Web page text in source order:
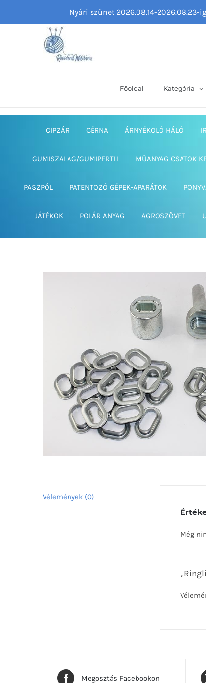
Főoldal Kategória
CIPZÁR CÉRNA ÁRNYÉKOLÓ HÁLÓ
GUMISZALAG/GUMIPERTLI MŰANYAG CSATOK
PASZPÓL PATENTOZÓ GÉPEK-APARÁTOK
JÁTÉKOK POLÁR ANYAG AGROSZÖVET
Vélemények (0)
Még
Megosztás Facebookon
Nyári szünet 2026.08.14-2026.08.23-